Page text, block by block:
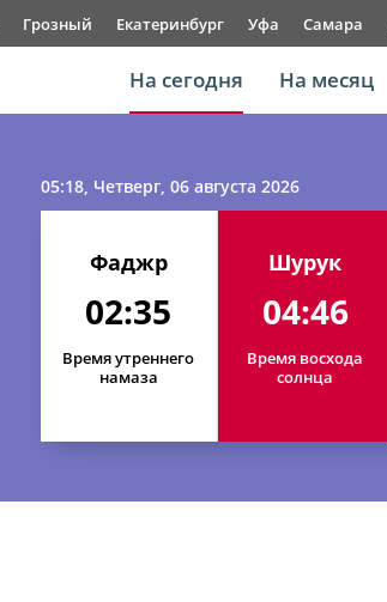
Грозный Екатеринбург Уфа Самара
На сегодня На месяц
05:18, Четверг, 06 августа 2026
Фаджр
02:35
Время утреннего
намаза
Шурук
04:46
Время восхода
солнца